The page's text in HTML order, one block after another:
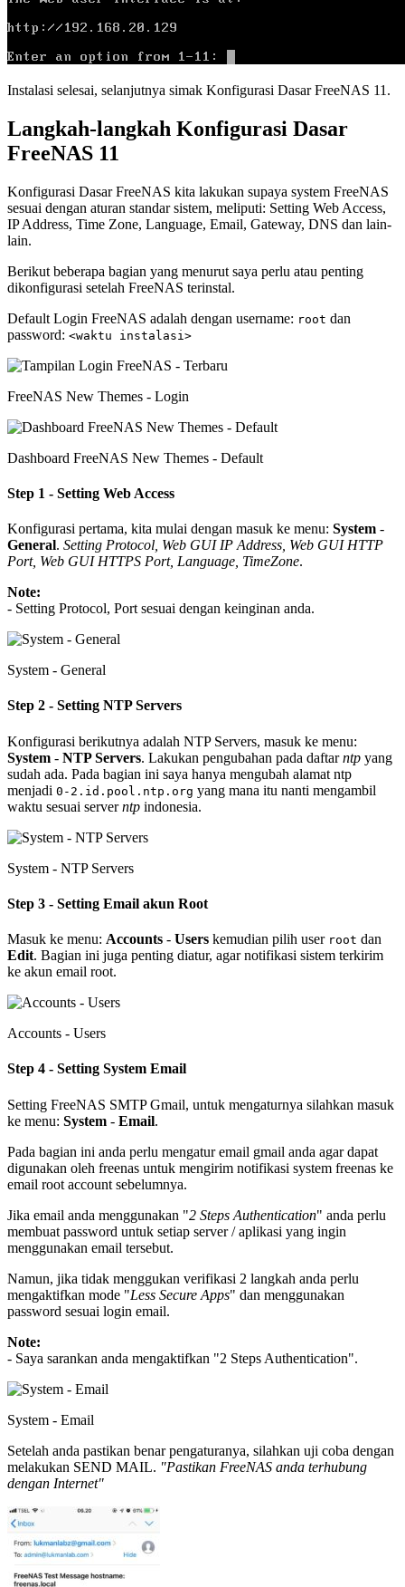
Instalasi selesai, selanjutnya simak Konfigurasi Dasar FreeNAS 11.
Langkah-langkah Konfigurasi Dasar
FreeNAS 11
Konfigurasi Dasar FreeNAS kita lakukan supaya system FreeNAS
sesuai dengan aturan standar sistem, meliputi: Setting Web Access,
IP Address, Time Zone, Language, Email, Gateway, DNS dan lain-
lain.
Berikut beberapa bagian yang menurut saya perlu atau penting
dikonfigurasi setelah FreeNAS terinstal.
Default Login FreeNAS adalah dengan username: root dan
password: <waktu instalasi>
FreeNAS New Themes - Login
Dashboard FreeNAS New Themes - Default
Step 1 - Setting Web Access
Konfigurasi pertama, kita mulai dengan masuk ke menu: System -
General. Setting Protocol, Web GUI IP Address, Web GUI HTTP
Port, Web GUI HTTPS Port, Language, TimeZone.
Note:
- Setting Protocol, Port sesuai dengan keinginan anda.
System - General
Step 2 - Setting NTP Servers
Konfigurasi berikutnya adalah NTP Servers, masuk ke menu:
System - NTP Servers. Lakukan pengubahan pada daftarntp yang
sudah ada. Pada bagian ini saya hanya mengubah alamat ntp
menjadi 0-2.id.pool.ntp.org yang mana itu nanti mengambil
waktu sesuai serverntp indonesia.
System - NTP Servers
Step 3 - Setting Email akun Root
Masuk ke menu: Accounts - Users kemudian pilih user root dan
Edit. Bagian ini juga penting diatur, agar notifikasi sistem terkirim
ke akun email root.
Accounts - Users
Step 4 - Setting System Email
Setting FreeNAS SMTP Gmail, untuk mengaturnya silahkan masuk
ke menu: System - Email.
Pada bagian ini anda perlu mengatur email gmail anda agar dapat
digunakan oleh freenas untuk mengirim notifikasi system freenas ke
email root account sebelumnya.
Jika email anda menggunakan "2 Steps Authentication" anda perlu
membuat password untuk setiap server / aplikasi yang ingin
menggunakan email tersebut.
Namun, jika tidak menggukan verifikasi 2 langkah anda perlu
mengaktifkan mode "Less Secure Apps" dan menggunakan
password sesuai login email.
Note:
- Saya sarankan anda mengaktifkan "2 Steps Authentication".
System - Email
Setelah anda pastikan benar pengaturanya, silahkan uji coba dengan
melakukan SEND MAIL. "Pastikan FreeNAS anda terhubung
dengan Internet"